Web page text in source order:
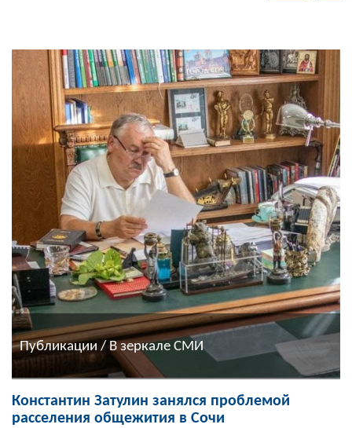
Публикации / В зеркале СМИ
Константин Затулин занялся проблемой
расселения общежития в Сочи